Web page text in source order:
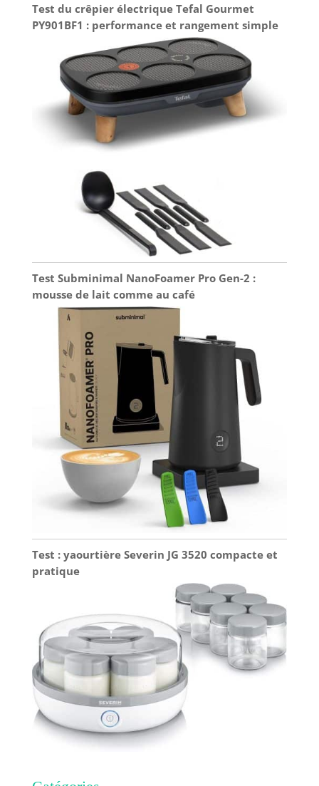
Test du crêpier électrique Tefal Gourmet
PY901BF1 : performance et rangement simple
Test Subminimal NanoFoamer Pro Gen-2 :
mousse de lait comme au café
Test : yaourtière Severin JG 3520 compacte et
pratique